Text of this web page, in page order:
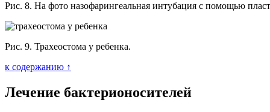
Рис. 8. На фото назофарингеальная интубация с помощью
Рис. 9. Трахеостома у ребенка.
к содержанию ↑
Лечение бактерионосителей